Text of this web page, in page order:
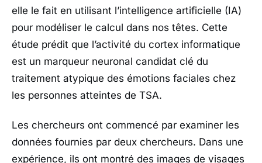
elle le fait en utilisant l’intelligence artificielle (IA)
pour modéliser le calcul dans nos têtes. Cette
étude prédit que l’activité du cortex informatique
est un marqueur neuronal candidat clé du
traitement atypique des émotions faciales chez
les personnes atteintes de TSA.
Les chercheurs ont commencé par examiner les
données fournies par deux chercheurs. Dans une
expérience, ils ont montré des images de visages